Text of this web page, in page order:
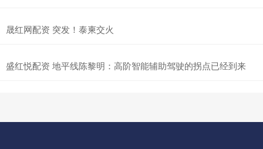
晟红网配资 突发！泰柬交火
盛红悦配资 地平线陈黎明：高阶智能辅助驾驶的拐点已经到来